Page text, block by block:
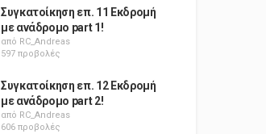
Συγκατοίκηση επ. 11 Εκδρομή
με ανάδρομο part 1!
από RC_Andreas
597 προβολές
Συγκατοίκηση επ. 12 Εκδρομή
με ανάδρομο part 2!
από RC_Andreas
606 προβολές